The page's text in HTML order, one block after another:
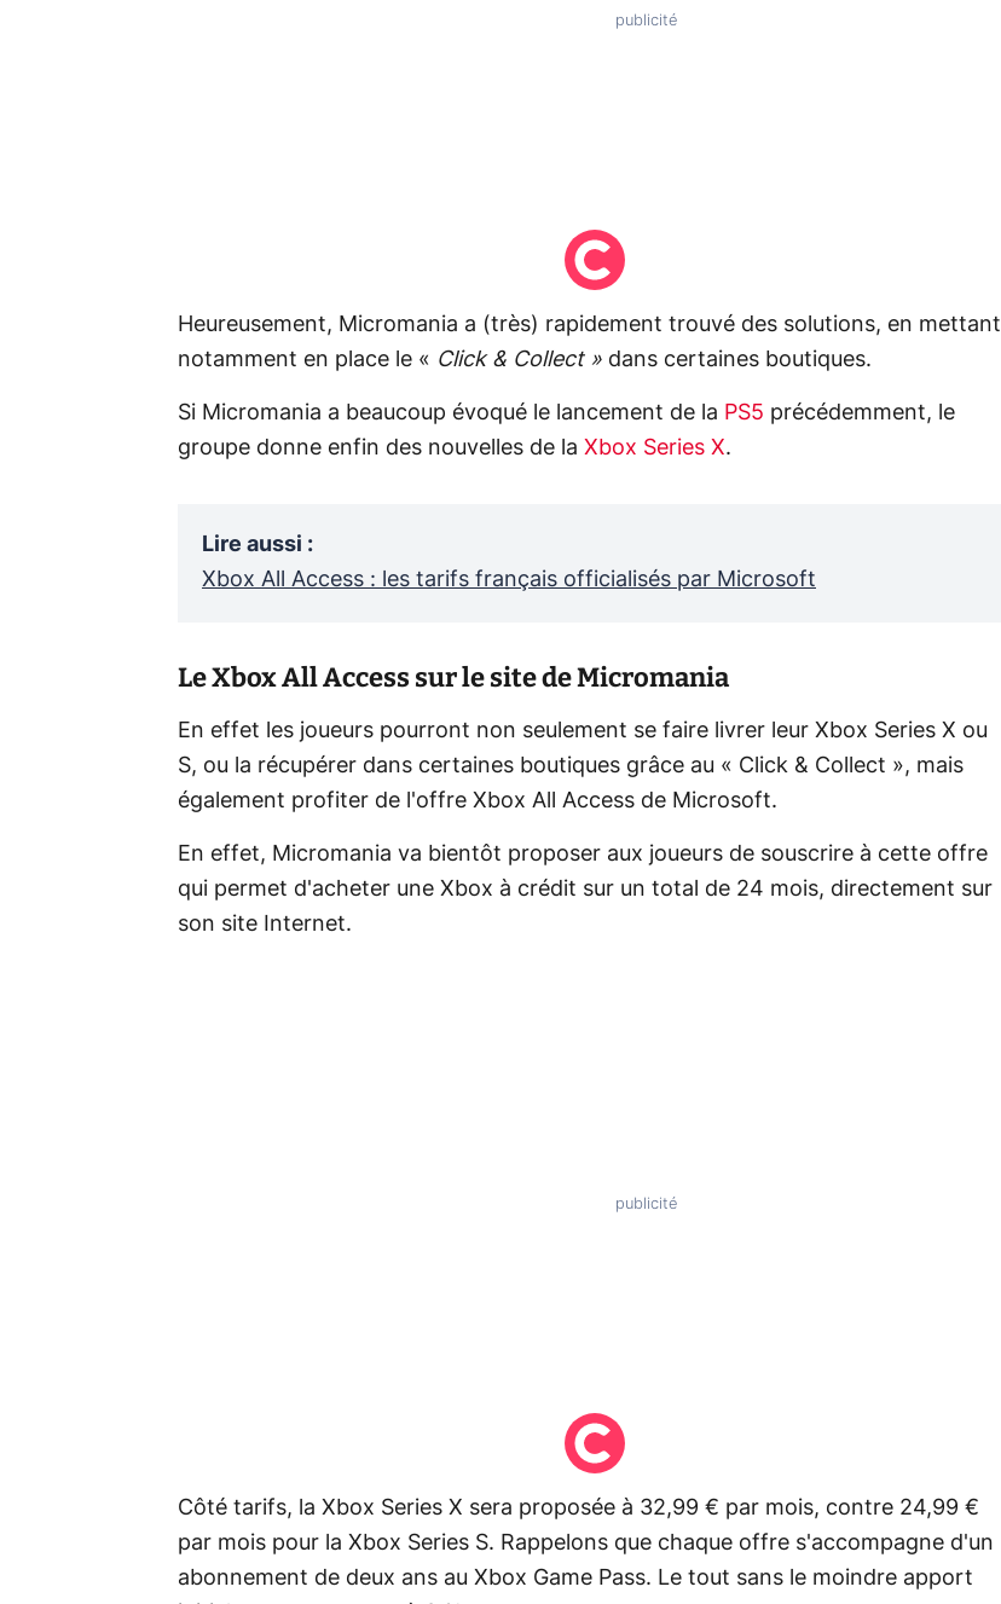
Heureusement, Micromania a (très) rapidement trouvé des solutions, en mettant
notamment en place le « Click & Collect » dans certaines boutiques.
Si Micromania a beaucoup évoqué le lancement de la PS5 précédemment, le
groupe donne enfin des nouvelles de la Xbox Series X.
Lire aussi :
Xbox All Access : les tarifs français officialisés par Microsoft
Le Xbox All Access sur le site de Micromania
En effet les joueurs pourront non seulement se faire livrer leur Xbox Series X ou
S, ou la récupérer dans certaines boutiques grâce au « Click & Collect », mais
également profiter de l'offre Xbox All Access de Microsoft.
En effet, Micromania va bientôt proposer aux joueurs de souscrire à cette offre
qui permet d'acheter une Xbox à crédit sur un total de 24 mois, directement sur
son site Internet.
Côté tarifs, la Xbox Series X sera proposée à 32,99 € par mois, contre 24,99 €
par mois pour la Xbox Series S. Rappelons que chaque offre s'accompagne d'un
abonnement de deux ans au Xbox Game Pass. Le tout sans le moindre apport